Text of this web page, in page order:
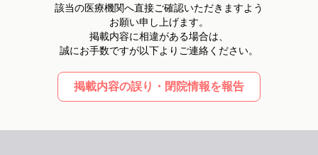
5.継続的改善
自らの事業の用に供している全ての個人情報の取り扱い
をPMS（個人情報保護マネジメントシステム）の適用範
囲とし、適切に構築・維持し、状況の変化や社会的動
に改善いたします。
該当の医療機関へ直接ご確認いただきますよう
お願い申し上げます。
掲載内容に相違がある場合は、
誠にお手数ですが以下よりご連絡ください。
掲載内容の誤り・閉院情報を報告